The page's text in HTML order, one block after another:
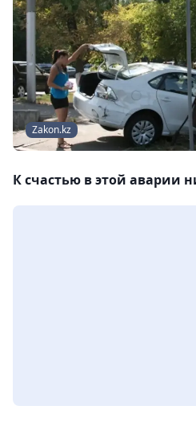
Zakon.kz
К счастью в этой аварии